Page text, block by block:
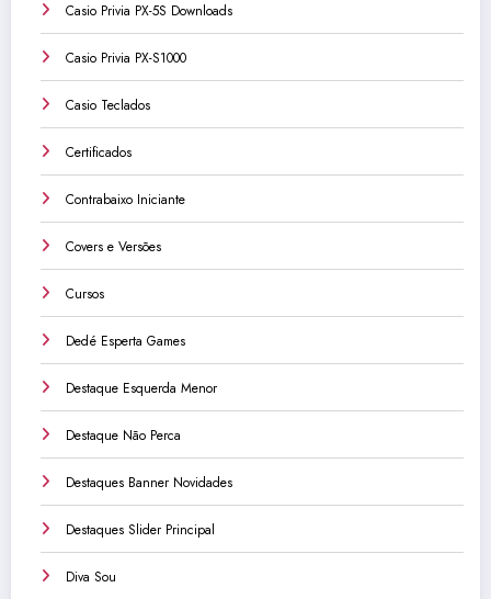
Casio Privia PX-5S Downloads
Casio Privia PX-S1000
Casio Teclados
Certificados
Contrabaixo Iniciante
Covers e Versões
Cursos
Dedé Esperta Games
Destaque Esquerda Menor
Destaque Não Perca
Destaques Banner Novidades
Destaques Slider Principal
Diva Sou